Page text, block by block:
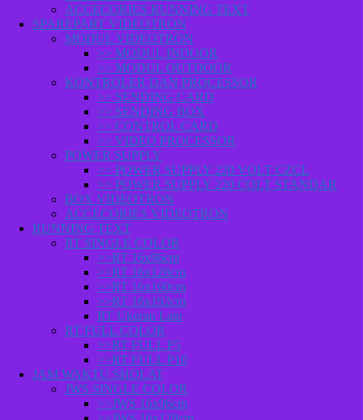
ACCECORIES RUNNING TEXT
SPAREPART VIDEOTRON
MODUL VIDEOTRON
>> MODUL INDOOR
>> MODUL OUTDOOR
KONTROLER DAN PROCESSOR
>> SENDING CARD
>> SENDING BOX
>> CONTROL CARD
>> VIDEO PROCESSOR
POWER SUPPLY
>> POWER SUPPLY 220 VOLT CZCL
>> POWER SUPPLY 220 COLT STANDAR
BOX VIDEOTRON
ACCECORIES VIDEOTRON
RUNNING TEXT
RT SINGLE COLOR
>>RT 16x96cm
>>RT 16x128cm
>>RT 16x160cm
>>RT 16x192cm
RT Ukuran Lain
RT FULL COLOR
>>RT FULL P5
>>RT FULL P10
JAM WAKTU SHOLAT
JWS SINGLE COLOR
>>JWS 16x96cm